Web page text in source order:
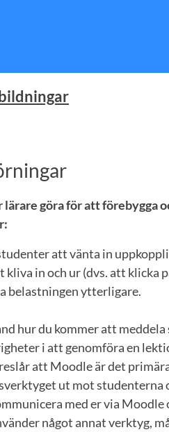
lärare göra för att förebygga
att vänta in
kliva in och ur (dvs. att klicka
belastningen ytterligare.
hur du kommer att
i att genomföra en
att Moodle är det
ut mot studenterna
med er via Moodle
något annat verktyg,